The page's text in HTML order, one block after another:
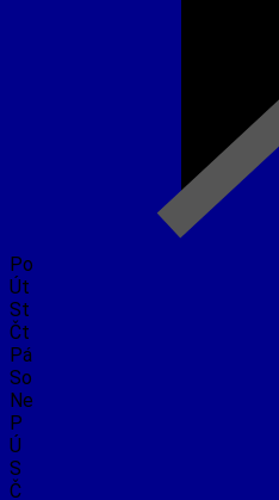
Po
Út
St
Čt
Pá
So
Ne
P
Ú
S
Č